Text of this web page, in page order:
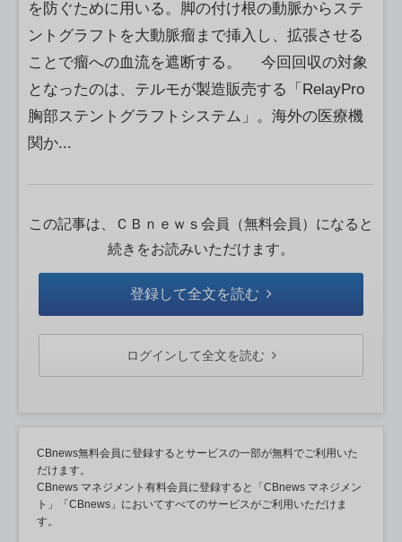
を防ぐために用いる。脚の付け根の動脈からステ
ントグラフトを大動脈瘤まで挿入し、拡張させる
ことで瘤への血流を遮断する。 今回回収の対象
となったのは、テルモが製造販売する「RelayPro
胸部ステントグラフトシステム」。海外の医療機
関か...
この記事は、ＣＢｎｅｗｓ会員（無料会員）になると
続きをお読みいただけます。
登録して全文を読む
ログインして全文を読む
CBnews無料会員に登録するとサービスの一部が無料でご利用いた
だけます。
CBnews マネジメント有料会員に登録すると「CBnews マネジメン
ト」「CBnews」においてすべてのサービスがご利用いただけま
す。